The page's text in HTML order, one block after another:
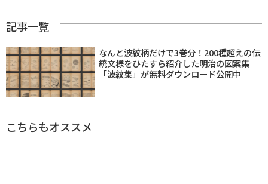
記事一覧
なんと波紋柄だけで3巻分！200種超えの伝
統文様をひたすら紹介した明治の図案集
「波紋集」が無料ダウンロード公開中
こちらもオススメ